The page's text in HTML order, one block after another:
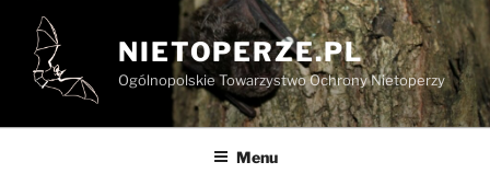
Przejdź
treści
NIETOPERZE.PL
Ogólnopolskie Towarzystwo Ochrony Nietoperzy
Menu